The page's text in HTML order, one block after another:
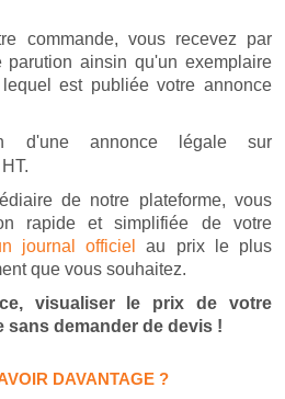
commande, vous recevez par
ainsin qu'un exemplaire
est publiée votre annonce
d'une annonce légale sur
HT.
de notre plateforme, vous
rapide et simplifiée de votre
journal officiel
au prix le plus
que vous souhaitez.
visualiser le prix de votre
sans demander de devis !
DAVANTAGE ?